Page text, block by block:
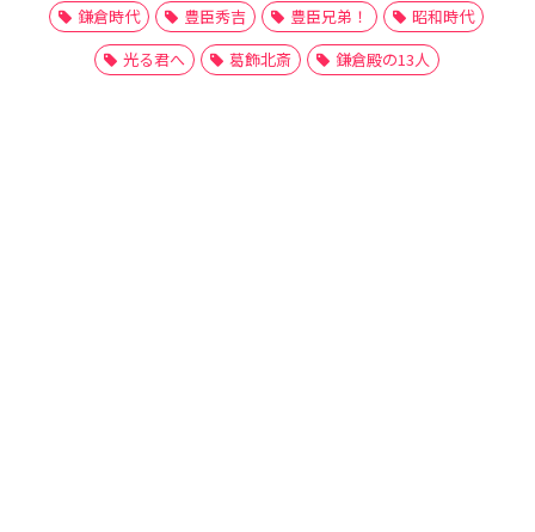
鎌倉時代
豊臣秀吉 豊臣兄弟！
昭和時代
光る君へ
葛飾北斎 鎌倉殿の13人